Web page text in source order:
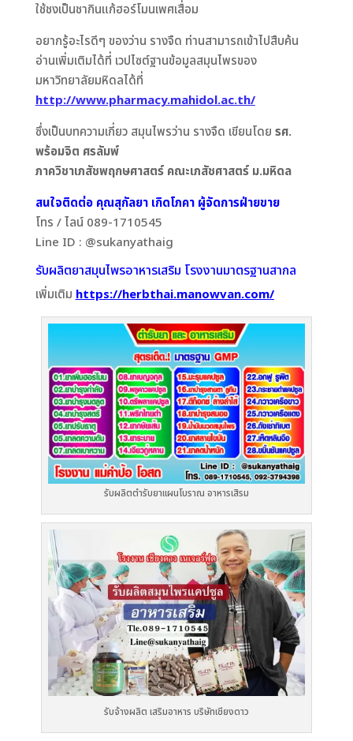
ใช้ชงเป็นชากินแก้ฮอร์โมนเพศเสื่อม
อยากรู้อะไรดีๆ ของว่าน รางจืด ท่านสามารถเข้าไปสืบค้น
อ่านเพิ่มเติมได้ที่ เวปไซต์ฐานข้อมูลสมุนไพรของ
มหาวิทยาลัยมหิดลได้ที่
http://www.pharmacy.mahidol.ac.th/
ซึ่งเป็นบทความเกี่ยว สมุนไพรว่าน รางจืด เขียนโดย รศ.
พร้อมจิต ศรลัมพ์
ภาควิชาเภสัชพฤกษศาสตร์ คณะเภสัชศาสตร์ ม.มหิดล
สนใจติดต่อ คุณสุกัลยา เกิดโภคา ผู้จัดการฝ่ายขาย
โทร / ไลน์ 089-1710545
Line ID : @sukanyathaig
รับผลิตยาสมุนไพรอาหารเสริม โรงงานมาตรฐานสากล
เพิ่มเติมhttps://herbthai.manowvan.com/
รับผลิตตำรับยาแผนโบราณ อาหารเสิรม
รับจ้างผลิต เสริมอาหาร บริษัทเชียงดาว